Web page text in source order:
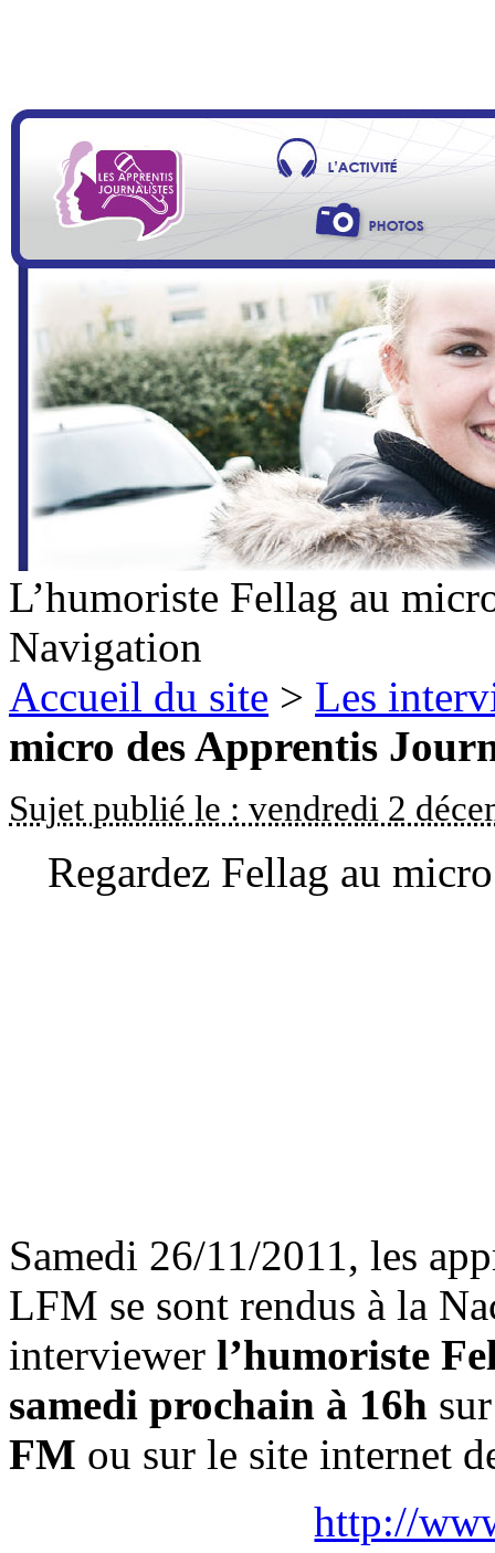
L’humoriste Fellag au
Navigation
Accueil du site > Les
micro des Apprentis
Sujet publié le : vendredi 2
Regardez Fellag au
Samedi 26/11/2011, les
LFM se sont rendus à la
interviewer l’humoriste
samedi prochain à 16h
FM ou sur le site internet
http://